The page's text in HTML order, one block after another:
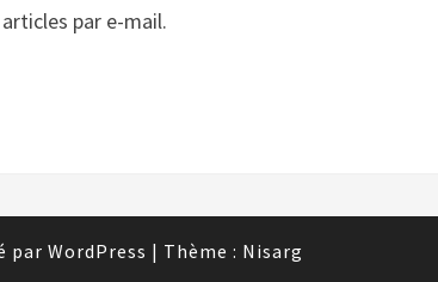
par e-mail.
par WordPress | Thème : Nisarg